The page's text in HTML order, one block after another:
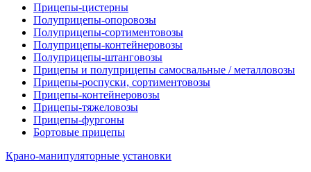
Прицепы-цистерны
Полуприцепы-опоровозы
Полуприцепы-сортиментовозы
Полуприцепы-контейнеровозы
Полуприцепы-штанговозы
Прицепы и полуприцепы самосвальные / металловозы
Прицепы-роспуски, сортиментовозы
Прицепы-контейнеровозы
Прицепы-тяжеловозы
Прицепы-фургоны
Бортовые прицепы
Крано-манипуляторные установки